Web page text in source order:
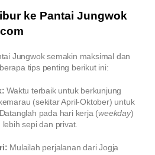
ke Pantai Jungwok
Jungwok semakin maksimal dan
tips penting berikut ini:
Waktu terbaik untuk berkunjung
(sekitar April-Oktober) untuk
pada hari kerja (weekday)
sepi dan privat.
Mulailah perjalanan dari Jogja